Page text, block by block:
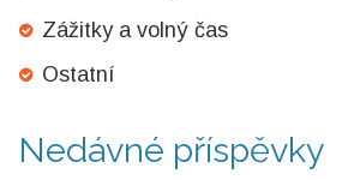
Zážitky a volný čas
Ostatní
Nedávné příspěvky